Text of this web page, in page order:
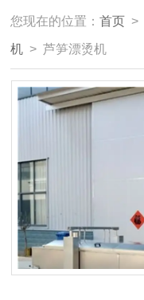
您现在的位置：首页 >
机 > 芦笋漂烫机